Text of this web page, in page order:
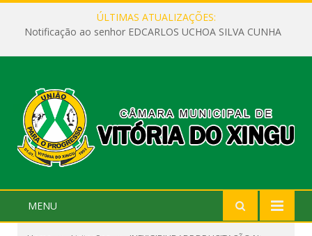
ÚLTIMAS ATUALIZAÇÕES:
Notificação ao senhor EDCARLOS UCHOA SILVA CUNHA
MENU